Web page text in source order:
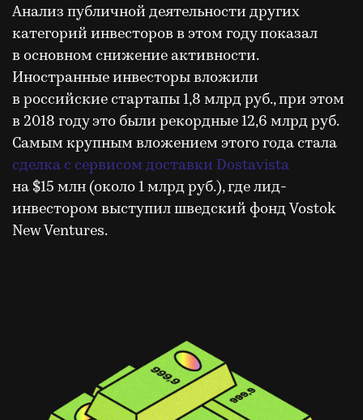
Анализ публичной деятельности других
категорий инвесторов в этом году показал
в основном снижение активности.
Иностранные инвесторы вложили
в российские стартапы 1,8 млрд руб., при этом
в 2018 году это были рекордные 12,6 млрд руб.
Самым крупным вложением этого года стала
сделка с сервисом доставки Dostavista
на $15 млн (около 1 млрд руб.), где лид-
инвестором выступил шведский фонд Vostok
New Ventures.